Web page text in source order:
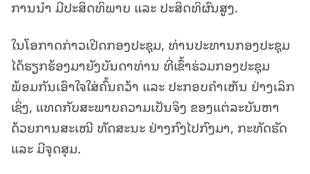
ການນຳ ມີປະສິດທິພາບ ແລະ ປະສິດທິຜົນສູງ.
ໃນໂອກາດກ່າວເປີດກອງປະຊຸມ, ທ່ານປະທານກອງປະຊຸມ
ໄດ້ຮຽກຮ້ອງມາຍັງບັນດາທ່ານ ທີ່ເຂົ້າຮ່ວມກອງປະຊຸມ
ພ້ອມກັນເອົາໃຈໃສ່ຄົ້ນຄວ້າ ແລະ ປະກອບຄໍາເຫັນ ຢ່າງເລິກ
ເຊິ່ງ, ແທດກັບສະພາບຄວາມເປັນຈິງ ຂອງແຕ່ລະບັນຫາ
ດ້ວຍການສະເໜີ ທັດສະນະ ຢ່າງກົງໄປກົງມາ, ກະທັດຮັດ
ແລະ ມີຈຸດສຸມ.